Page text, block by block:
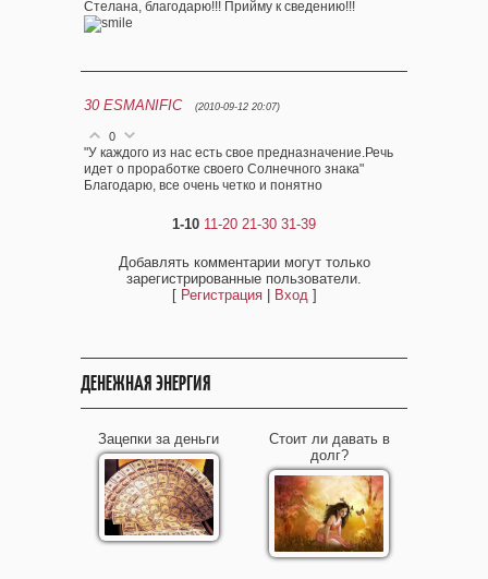
Стелана, благодарю!!! Прийму к сведению!!!
30 ESMANIFIC (2010-09-12 20:07)
0
"У каждого из нас есть свое предназначение.Речь
идет о проработке своего Солнечного знака"
Благодарю, все очень четко и понятно
1-10 11-20 21-30 31-39
Добавлять комментарии могут только
зарегистрированные пользователи.
[ Регистрация| Вход]
ДЕНЕЖНАЯ ЭНЕРГИЯ
Зацепки за деньги
Стоит ли давать в
долг?